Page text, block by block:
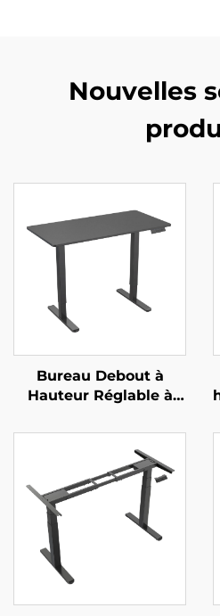
Nouvelles
Bureau Debout à
Hauteur Réglable à
Contrôle Mémoire | V-
MOUNTS JSD2-01-1P